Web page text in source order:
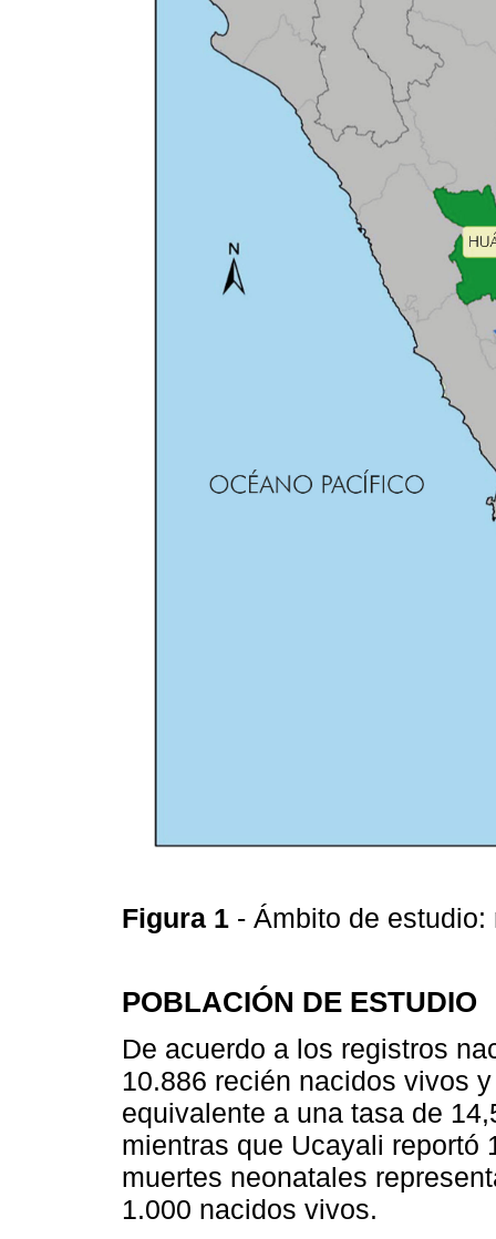
Figura 1 - Ámbito de
POBLACIÓN DE ESTUDIO
De acuerdo a los registros
10.886 recién nacidos vivos
equivalente a una tasa de
mientras que Ucayali reportó
muertes neonatales
1.000 nacidos vivos.